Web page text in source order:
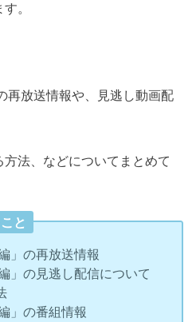
。
再放送情報や、見逃し動画配
法、などについてまとめて
と
」の再放送情報
」の見逃し配信について
」の番組情報